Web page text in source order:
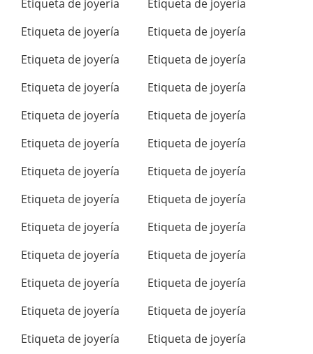
Etiqueta de joyería
Etiqueta de joyería
Etiqueta de joyería
Etiqueta de joyería
Etiqueta de joyería
Etiqueta de joyería
Etiqueta de joyería
Etiqueta de joyería
Etiqueta de joyería
Etiqueta de joyería
Etiqueta de joyería
Etiqueta de joyería
Etiqueta de joyería
Etiqueta de joyería
Etiqueta de joyería
Etiqueta de joyería
Etiqueta de joyería
Etiqueta de joyería
Etiqueta de joyería
Etiqueta de joyería
Etiqueta de joyería
Etiqueta de joyería
Etiqueta de joyería
Etiqueta de joyería
Etiqueta de joyería
Etiqueta de joyería